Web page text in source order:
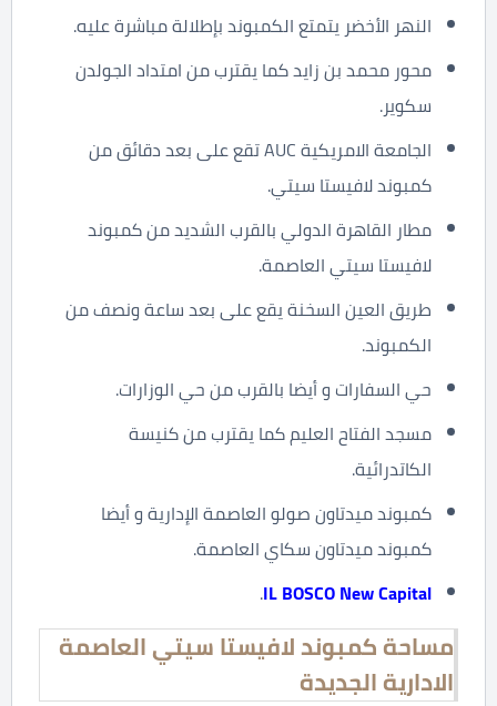
النهر الأخضر يتمتع الكمبوند بإطلالة مباشرة عليه.
محور محمد بن زايد كما يقترب من امتداد الجولدن
سكوير.
الجامعة الامريكية AUC تقع على بعد دقائق من
كمبوند لافيستا سيتي.
مطار القاهرة الدولي بالقرب الشديد من كمبوند
لافيستا سيتي العاصمة.
طريق العين السخنة يقع على بعد ساعة ونصف من
الكمبوند.
حي السفارات و أيضا بالقرب من حي الوزارات.
مسجد الفتاح العليم كما يقترب من كنيسة
الكاتدرائية.
كمبوند ميدتاون صولو العاصمة الإدارية و أيضا
كمبوند ميدتاون سكاي العاصمة.
IL BOSCO New Capital
.
مساحة كمبوند لافيستا سيتي العاصمة
الادارية الجديدة